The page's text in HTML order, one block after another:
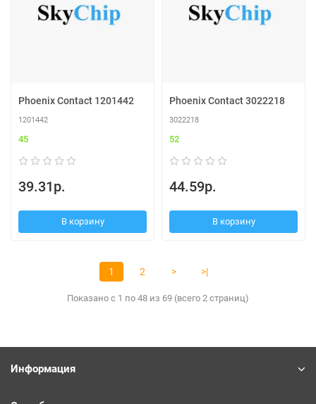
Phoenix Contact 1201442
1201442
45
39.31р.
В корзину
Phoenix Contact 3022218
3022218
52
44.59р.
В корзину
1 2 > >|
Показано с 1 по 48 из 69 (всего 2 страниц)
Информация